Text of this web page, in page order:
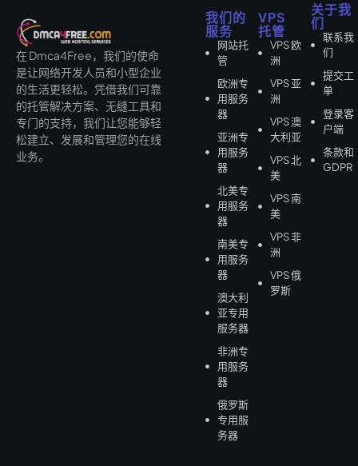
在 Dmca4Free，我们的使命
是让网络开发人员和小型企业
的生活更轻松。凭借我们可靠
的托管解决方案、无缝工具和
专门的支持，我们让您能够轻
松建立、发展和管理您的在线
业务。
我们的
服务
网站托
管
欧洲专
用服务
器
亚洲专
用服务
器
北美专
用服务
器
南美专
用服务
器
澳大利
亚专用
服务器
非洲专
用服务
器
俄罗斯
专用服
务器
VPS
托管
VPS 欧
洲
VPS 亚
洲
VPS 澳
大利亚
VPS 北
美
VPS 南
美
VPS 非
洲
VPS 俄
罗斯
关于我
们
联系我
们
提交工
单
登录客
户端
条款和
GDPR